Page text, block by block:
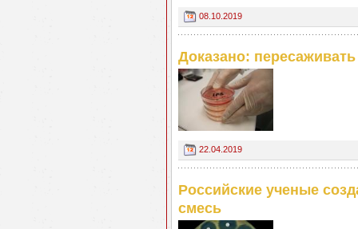
08.10.2019
Доказано:
22.04.2019
Российские ученые
смесь